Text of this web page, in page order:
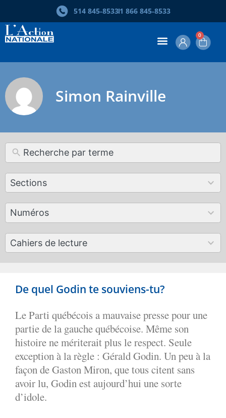
514 845‑85331 866 845‑8533
0
Simon Rainville
Sections
12
results
Numéros
179
results
Cahiers de lecture
50
results
De quel Godin te souviens-tu?
Le Parti québécois a mauvaise presse pour une
partie de la gauche québécoise. Même son
histoire ne mériterait plus le respect. Seule
exception à la règle : Gérald Godin. Un peu à la
façon de Gaston Miron, que tous citent sans
avoir lu, Godin est aujourd’hui une sorte
d’idole.